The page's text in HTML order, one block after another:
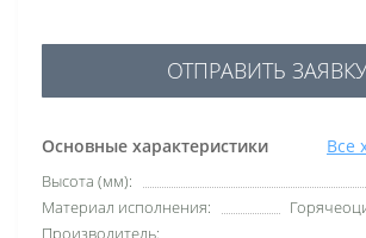
Основные характеристики Все
Высота (мм):
Материал исполнения:
Производитель:
ОТПРАВИТЬ